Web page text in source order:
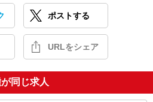
ポストする
URLをシェア
同じ求人